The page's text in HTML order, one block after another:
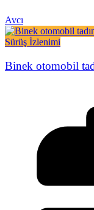
Avcı
Sürüş İzlenimi
Binek otomobil